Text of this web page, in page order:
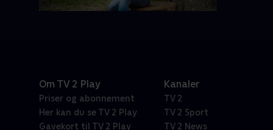
Om TV 2 Play
Priser og abonnement
Her kan du se TV 2 Play
Gavekort til TV 2 Play
Kanaler
TV 2
TV 2 Sport
TV 2 News